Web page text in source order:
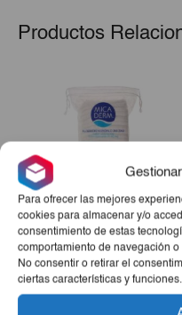
Para ofrecer las mejores
cookies para almacenar y/o
consentimiento de estas
comportamiento de navegación
No consentir o retirar el
ciertas características y funciones.
Productos
Algodón Micaderm ZigZag
100g
€1,90